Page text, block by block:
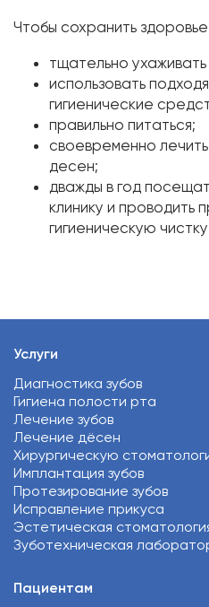
Чтобы сохранить
тщательно
использовать
гигиенические
правильно питаться;
своевременно
десен;
дважды в год
клинику и проводить
гигиеническую
Услуги
Диагностика зубов
Гигиена полости рта
Лечение зубов
Лечение дёсен
Хирургическую
Имплантация зубов
Протезирование зубов
Исправление прикуса
Эстетическая
Зуботехническая
Пациентам